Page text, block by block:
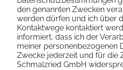
den genannten Zwecken
werden dürfen und ich über
Kontaktwege kontaktiert
informiert, dass ich der
meiner personenbezogenen
Zwecke jederzeit und für die
Schmalzried GmbH